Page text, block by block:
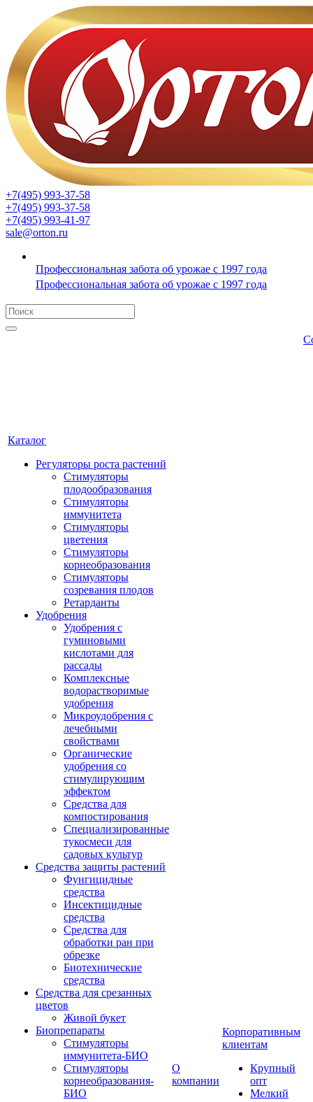
+7(495) 993-37-58
+7(495) 993-37-58
+7(495) 993-41-97
sale@orton.ru
Профессиональная забота об урожае с 1997 года
Профессиональная забота об урожае с 1997 года
Каталог
Регуляторы роста растений
Стимуляторы
плодообразования
Стимуляторы
иммунитета
Стимуляторы
цветения
Стимуляторы
корнеобразования
Стимуляторы
созревания плодов
Ретарданты
Удобрения
Удобрения с
гуминовыми
кислотами для
рассады
Комплексные
водорастворимые
удобрения
Микроудобрения с
лечебными
свойствами
Органические
удобрения со
стимулирующим
эффектом
Средства для
компостирования
Специализированные
тукосмеси для
садовых культур
Средства защиты растений
Фунгицидные
средства
Инсектицидные
средства
Средства для
обработки ран при
обрезке
Биотехнические
средства
Средства для срезанных
цветов
Живой букет
Биопрепараты
Стимуляторы
иммунитета-БИО
Стимуляторы
корнеобразования-
БИО
О
компании
Корпоративным
клиентам
Крупный
опт
Мелкий